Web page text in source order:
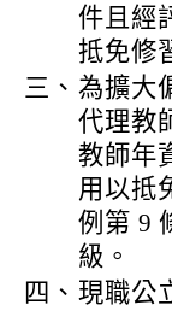
件且經
抵免修
三、 為擴大
代理教
教師年
用以抵
例第 9
級。
四、 現職公